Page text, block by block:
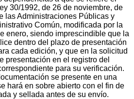
30/1992, de 26 de noviembre, de
las Administraciones Públicas y
Común, modificada por la
enero, siendo imprescindible que la
dentro del plazo de presentación
cada edición, y que en la solicitud
presentación en el registro del
para su verificación.
se presente en una
hará en sobre abierto con el fin de
y sellada antes de su envío.